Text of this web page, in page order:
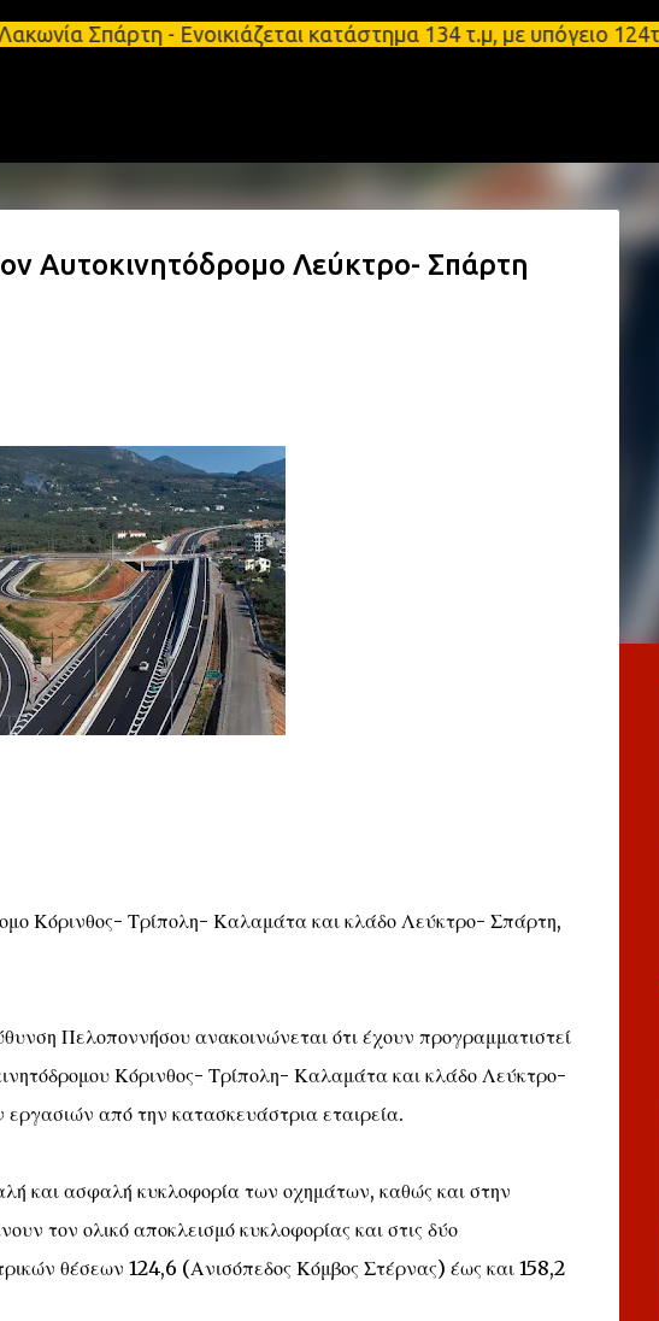
Μετάβαση στο κύριο περιεχόμενο
- Ενοικιάζεται κατάστημα 134 τ.μ, με υπόγειο
Αυτοκινητόδρομο Λεύκτρο- Σπάρτη
Κόρινθος- Τρίπολη- Καλαμάτα και κλάδο Λεύκτρο- Σπάρτη,
Πελοποννήσου ανακοινώνεται ότι έχουν προγραμματιστεί
Κόρινθος- Τρίπολη- Καλαμάτα και κλάδο Λεύκτρο-
από την κατασκευάστρια εταιρεία.
και ασφαλή κυκλοφορία των οχημάτων, καθώς και στην
τον ολικό αποκλεισμό κυκλοφορίας και στις δύο
θέσεων 124,6 (Ανισόπεδος Κόμβος Στέρνας) έως και 158,2